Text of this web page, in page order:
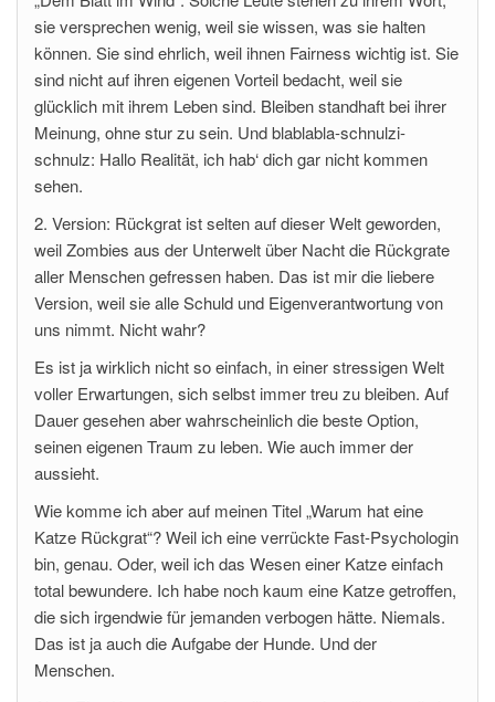
sie versprechen wenig, weil sie wissen, was sie halten
können. Sie sind ehrlich, weil ihnen Fairness wichtig ist. Sie
sind nicht auf ihren eigenen Vorteil bedacht, weil sie
glücklich mit ihrem Leben sind. Bleiben standhaft bei ihrer
Meinung, ohne stur zu sein. Und blablabla-schnulzi-
schnulz: Hallo Realität, ich hab‘ dich gar nicht kommen
sehen.
2. Version: Rückgrat ist selten auf dieser Welt geworden,
weil Zombies aus der Unterwelt über Nacht die Rückgrate
aller Menschen gefressen haben. Das ist mir die liebere
Version, weil sie alle Schuld und Eigenverantwortung von
uns nimmt. Nicht wahr?
Es ist ja wirklich nicht so einfach, in einer stressigen Welt
voller Erwartungen, sich selbst immer treu zu bleiben. Auf
Dauer gesehen aber wahrscheinlich die beste Option,
seinen eigenen Traum zu leben. Wie auch immer der
aussieht.
Wie komme ich aber auf meinen Titel „Warum hat eine
Katze Rückgrat“? Weil ich eine verrückte Fast-Psychologin
bin, genau. Oder, weil ich das Wesen einer Katze einfach
total bewundere. Ich habe noch kaum eine Katze getroffen,
die sich irgendwie für jemanden verbogen hätte. Niemals.
Das ist ja auch die Aufgabe der Hunde. Und der
Menschen.